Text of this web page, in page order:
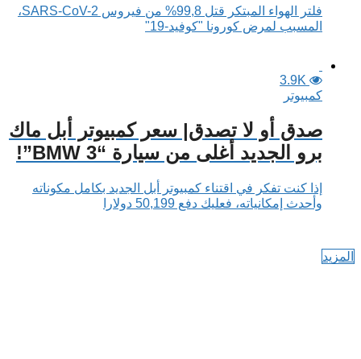
فلتر الهواء المبتكر قتل 99,8% من فيروس SARS-CoV-2،
المسبب لمرض كورونا "كوفيد-19"
3.9K
كمبيوتر
صدق أو لا تصدق| سعر كمبيوتر أبل ماك
برو الجديد أغلى من سيارة “BMW 3”!
إذا كنت تفكر في اقتناء كمبيوتر أبل الجديد بكامل مكوناته
وأحدث إمكانياته، فعليك دفع 50,199 دولارا
المزيد